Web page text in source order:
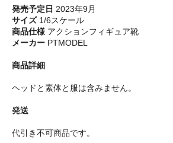
発売予定日 2023年9月
サイズ1/6スケール
商品仕様 アクションフィギュア靴
メーカー PTMODEL
商品詳細
ヘッドと素体と服は含みません。
発送
代引き不可商品です。